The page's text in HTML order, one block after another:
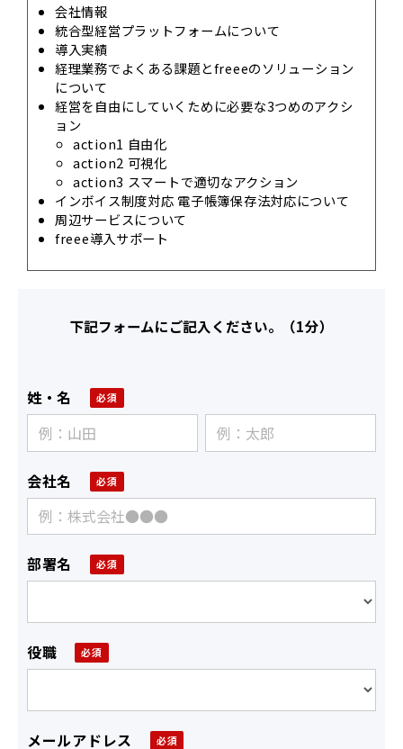
会社情報
統合型経営プラットフォームについて
導入実績
経理業務でよくある課題とfreeeのソリューション
について
経営を自由にしていくために必要な3つめのアクシ
ョン
action1 自由化
action2 可視化
action3 スマートで適切なアクション
インボイス制度対応 電子帳簿保存法対応について
周辺サービスについて
freee導入サポート
下記フォームにご記入ください。（1分）
姓・名
会社名
部署名
役職
メールアドレス